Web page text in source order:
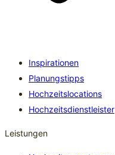
Inspirationen
Planungstipps
Hochzeitslocations
Hochzeitsdienstleister
Leistungen